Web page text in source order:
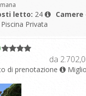
letto: 24 Camere
Piscina Privata
da
di prenotazione